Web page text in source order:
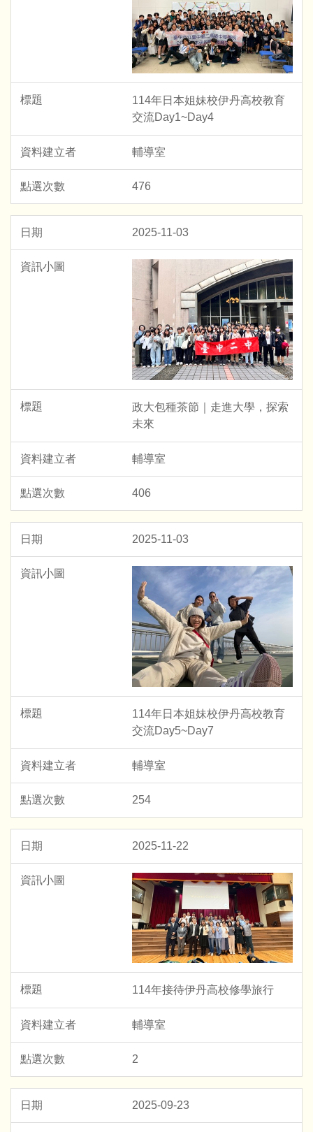
114年日本姐妹校伊丹高校教育
交流Day1~Day4
輔導室
476
2025-11-03
政大包種茶節｜走進大學，探索
未來
輔導室
406
2025-11-03
114年日本姐妹校伊丹高校教育
交流Day5~Day7
輔導室
254
2025-11-22
114年接待伊丹高校修學旅行
輔導室
2
2025-09-23